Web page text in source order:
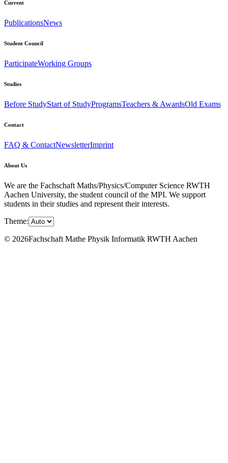
Current
PublicationsNews
Student Council
ParticipateWorking Groups
Studies
Before StudyStart of StudyProgramsTeachers & AwardsOld Exams
Contact
FAQ & ContactNewsletterImprint
About Us
We are the Fachschaft Maths/Physics/Computer Science RWTH
Aachen University, the student council of the MPI. We support
students in their studies and represent their interests.
Theme:
© 2026Fachschaft Mathe Physik Informatik RWTH Aachen